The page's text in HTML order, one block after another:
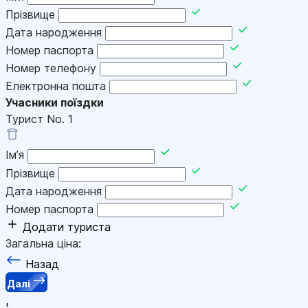
Прізвище
Дата народження
Номер паспорта
Номер телефону
Електронна пошта
Учасники поїздки
Турист No. 1
Імʼя
Прізвище
Дата народження
Номер паспорта
Додати туриста
Загальна ціна:
Назад
Далі
,